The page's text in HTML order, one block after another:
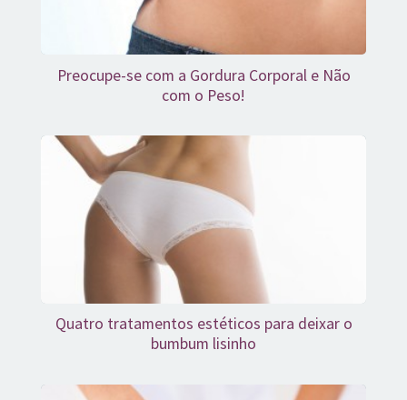
Preocupe-se com a Gordura Corporal e Não
com o Peso!
Quatro tratamentos estéticos para deixar o
bumbum lisinho